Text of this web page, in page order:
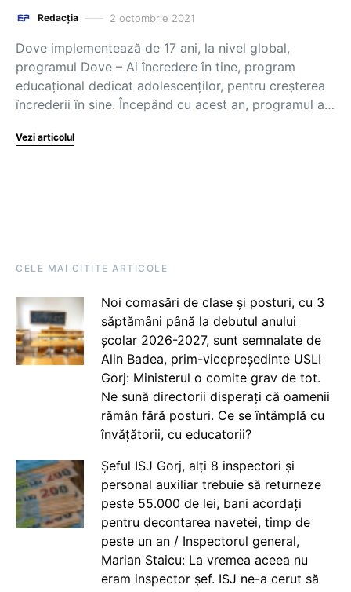
Redacția 2 octombrie 2021
Dove implementează de 17 ani, la nivel global,
programul Dove – Ai încredere în tine, program
educațional dedicat adolescenților, pentru creșterea
încrederii în sine. Începând cu acest an, programul a…
Vezi articolul
CELE MAI CITITE ARTICOLE
Noi comasări de clase și posturi, cu 3
săptămâni până la debutul anului
școlar 2026-2027, sunt semnalate de
Alin Badea, prim-vicepreședinte USLI
Gorj: Ministerul o comite grav de tot.
Ne sună directorii disperați că oamenii
rămân fără posturi. Ce se întâmplă cu
învățătorii, cu educatorii?
Șeful ISJ Gorj, alți 8 inspectori și
personal auxiliar trebuie să returneze
peste 55.000 de lei, bani acordați
pentru decontarea navetei, timp de
peste un an / Inspectorul general,
Marian Staicu: La vremea aceea nu
eram inspector șef. ISJ ne-a cerut să